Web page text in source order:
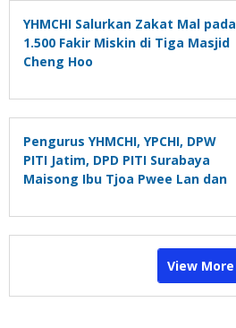
YHMCHI Salurkan Zakat Mal pada
1.500 Fakir Miskin di Tiga Masjid
Cheng Hoo
Pengurus YHMCHI, YPCHI, DPW
PITI Jatim, DPD PITI Surabaya
Maisong Ibu Tjoa Pwee Lan dan
View More